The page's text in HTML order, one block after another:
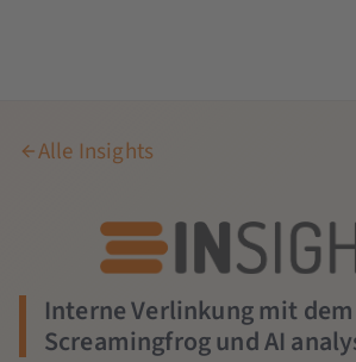
Alle Insights
Interne Verlinkung mit dem
Screamingfrog und AI